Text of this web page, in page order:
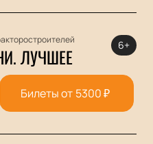
ЛУЧШЕЕ 6+
Билеты от 5300₽